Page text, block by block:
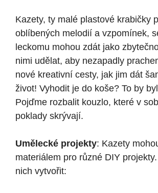
Kazety, ty malé plastové krabičky
oblíbených melodií a vzpomínek,
leckomu mohou zdát jako
nimi udělat, aby nezapadly
nové kreativní cesty, jak jim dát
život! Vyhodit je do koše? To by
Pojďme rozbalit kouzlo, které v
poklady skrývají.
Umělecké projekty: Kazety
materiálem pro různé DIY
nich vytvořit: